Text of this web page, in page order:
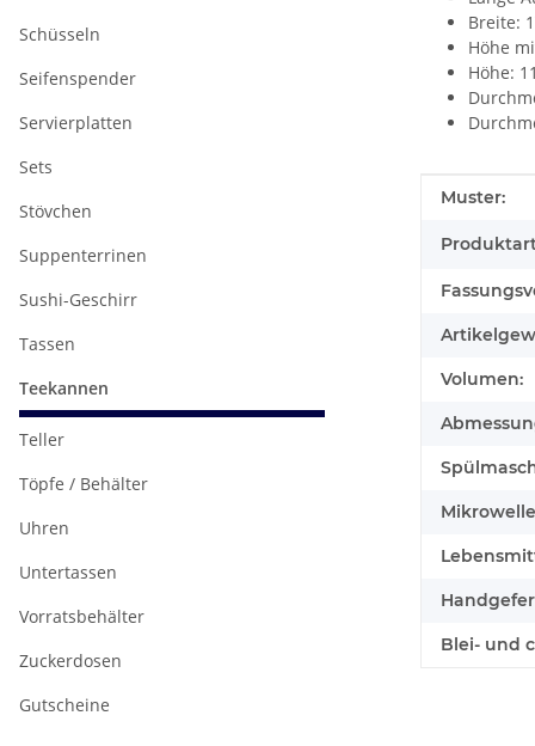
Breite:
Höhe
Höhe:
Wert
Muster:
Volumen:
Blei- und
Schüsseln
Seifenspender
Servierplatten
Sets
Stövchen
Suppenterrinen
Sushi-Geschirr
Tassen
Teekannen
Teller
Töpfe / Behälter
Uhren
Untertassen
Vorratsbehälter
Zuckerdosen
Gutscheine